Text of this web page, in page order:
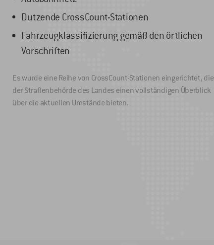
Dutzende CrossCount-Stationen
Fahrzeugklassifizierung gemäß den örtlichen
Vorschriften
Es wurde eine Reihe von CrossCount-Stationen eingerichtet, die
der Straßenbehörde des Landes einen vollständigen Überblick
über die aktuellen Umstände bieten.